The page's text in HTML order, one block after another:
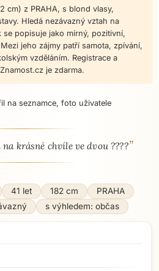
cm) z PRAHA, s blond vlasy,
Hledá nezávazný vztah na
se popisuje jako mírný, pozitivní,
jeho zájmy patří samota, zpívání,
vzděláním. Registrace a
je zdarma.
krásné chvíle ve dvou ????”
41 let 182 cm
PRAHA
s výhledem: občas